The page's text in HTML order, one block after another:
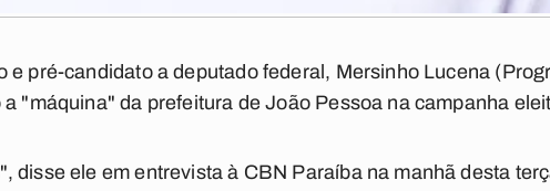
e pré-candidato a deputado federal, Mersinho Lucena
"máquina" da prefeitura de João Pessoa na campanha
disse ele em entrevista à CBN Paraíba na manhã desta